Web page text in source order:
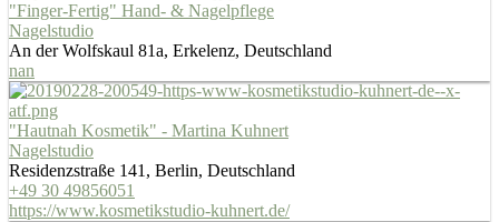
"Finger-Fertig" Hand- & Nagelpflege
Nagelstudio
An der Wolfskaul 81a, Erkelenz, Deutschland
nan
"Hautnah Kosmetik" - Martina Kuhnert
Nagelstudio
Residenzstraße 141, Berlin, Deutschland
+49 30 49856051
https://www.kosmetikstudio-kuhnert.de/